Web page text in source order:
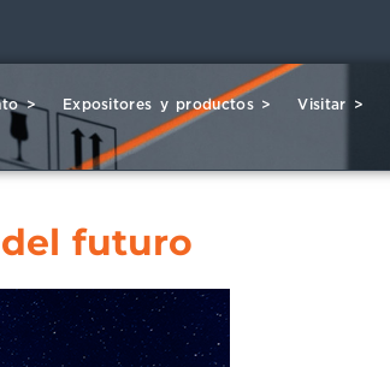
> Expositores y productos > Visitar >
futuro